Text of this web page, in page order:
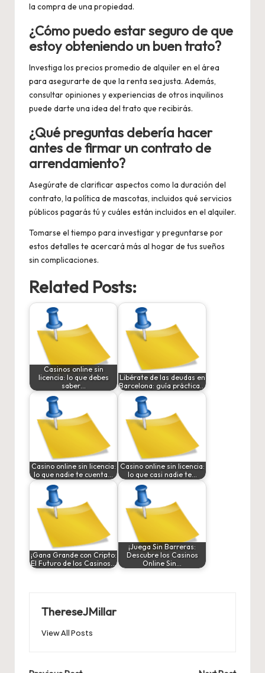
la compra de una propiedad.
¿Cómo puedo estar seguro de que
estoy obteniendo un buen trato?
Investiga los precios promedio de alquiler en el área
para asegurarte de que la renta sea justa. Además,
consultar opiniones y experiencias de otros inquilinos
puede darte una idea del trato que recibirás.
¿Qué preguntas debería hacer
antes de firmar un contrato de
arrendamiento?
Asegúrate de clarificar aspectos como la duración del
contrato, la política de mascotas, incluidos qué servicios
públicos pagarás tú y cuáles están incluidos en el alquiler.
Tomarse el tiempo para investigar y preguntarse por
estos detalles te acercará más al hogar de tus sueños
sin complicaciones.
Related Posts:
Casinos online sin
licencia: lo que debes
saber…
Libérate de las deudas en
Barcelona: guía práctica…
Casino online sin licencia:
lo que nadie te cuenta…
Casino online sin licencia:
lo que casi nadie te…
¡Gana Grande con Cripto:
El Futuro de los Casinos…
¡Juega Sin Barreras:
Descubre los Casinos
Online Sin…
ThereseJMillar
View All Posts